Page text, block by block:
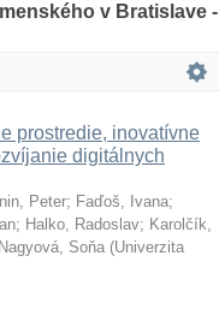
v Bratislave -
prostredie, inovatívne
digitálnych
Peter; Faďoš, Ivana;
; Halko, Radoslav; Karolčík,
Nagyová, Soňa (Univerzita